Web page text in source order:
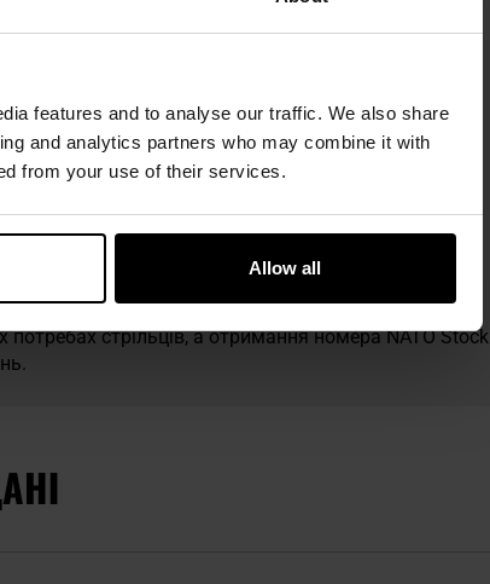
features and to analyse our traffic. We also share
and analytics partners who may combine it with
from your use of their services.
Allow all
році колишнім сержантом USMC Richarda
натхненного польовими рішеннями, що
полімерним магазинам PMAG для платформ
навіть із боєприпасами M855A1. Проривом
та була прийнята як стандарт NATO.
стрільців, а отримання номера NATO Stock